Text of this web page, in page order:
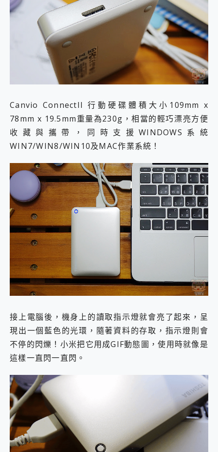
Canvio ConnectII 行動硬碟體積大小109mm x
78mm x 19.5mm重量為230g，相當的輕巧漂亮方便
收藏與攜帶，同時支援WINDOWS系統
WIN7/WIN8/WIN10及MAC作業系統！
接上電腦後，機身上的讀取指示燈就會亮了起來，呈
現出一個藍色的光環，隨著資料的存取，指示燈則會
不停的閃爍！小米把它用成GIF動態圖，使用時就像是
這樣一直閃一直閃。